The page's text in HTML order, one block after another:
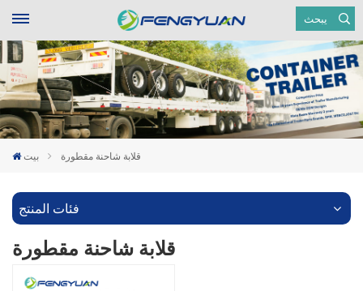
يبحث
بيت قلابة شاحنة مقطورة
فئات المنتج
قلابة شاحنة مقطورة